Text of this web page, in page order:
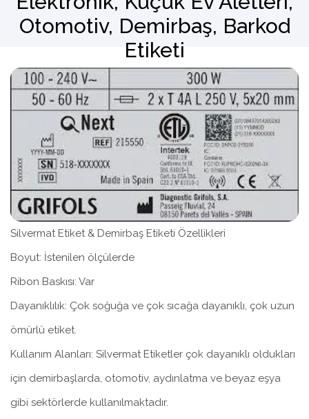
Barkod Okuyucu
El Terminali
Otomotiv, Demirbaş, Barkod
Etiketi
Silvermat Etiket & Demirbaş Etiketi Özellikleri
Boyut: İstenilen ölçülerde
Ribon Baskısı: Var
Dayanıklılık: Çok soğuğa ve çok sıcağa dayanıklı, çok uzun
ömürlü etiket.
Kullanım Alanları: Silvermat Etiketler çok dayanıklı oldukları
için demirbaşlarda, otomotiv, aydınlatma ve beyaz eşya
gibi sektörlerde kullanılmaktadır.